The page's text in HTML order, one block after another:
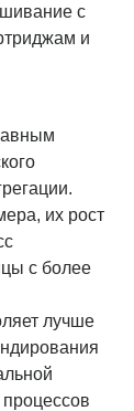
с
и
их рост
с более
лучше